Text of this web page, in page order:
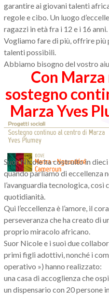
garantire ai giovani talenti
regole e cibo. Un luogo
ragazzi in età fra i 12 e i 16 anni.
Vogliamo fare di più, offrire
talenti possibili.
Abbiamo bisogno del vostro
Con Marza
sostegno
Marza Yves
Ngaoundéré
Suor Nicole ha costruito in dieci
quando parliamo di eccellenza
l’avanguardia tecnologica,
quotidianità.
Qui l’eccellenza è l’amore, il
perseveranza che ha creato di
proprio miracolo africano.
Suor Nicole e i suoi due
primi figli adottivi, nonché i
operativo ») hanno realizzato:
una casa di accoglienza che
un dispensario con 20 persone